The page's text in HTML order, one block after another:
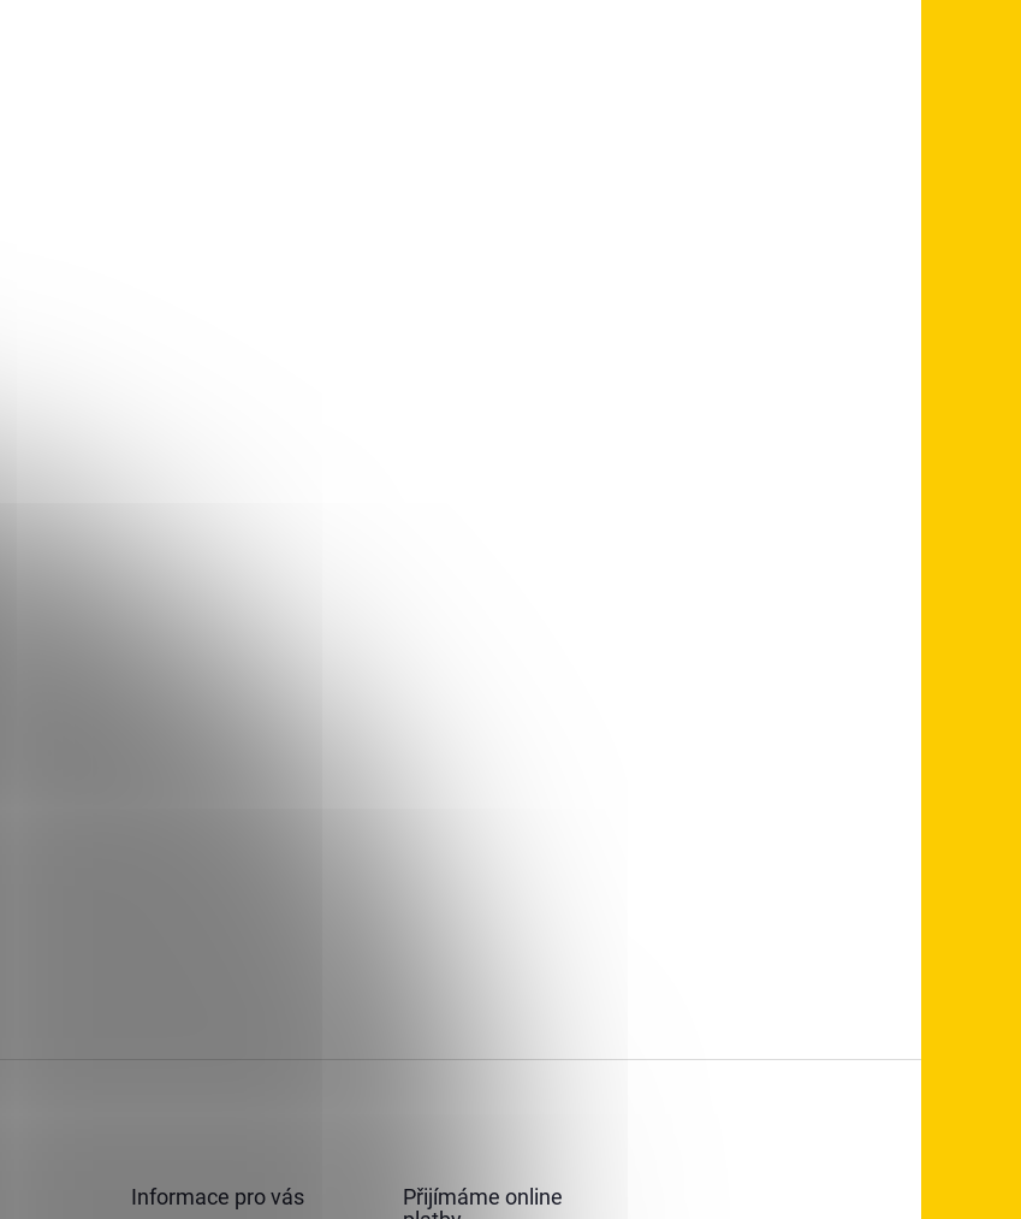
Informace pro vás
Přijímáme online